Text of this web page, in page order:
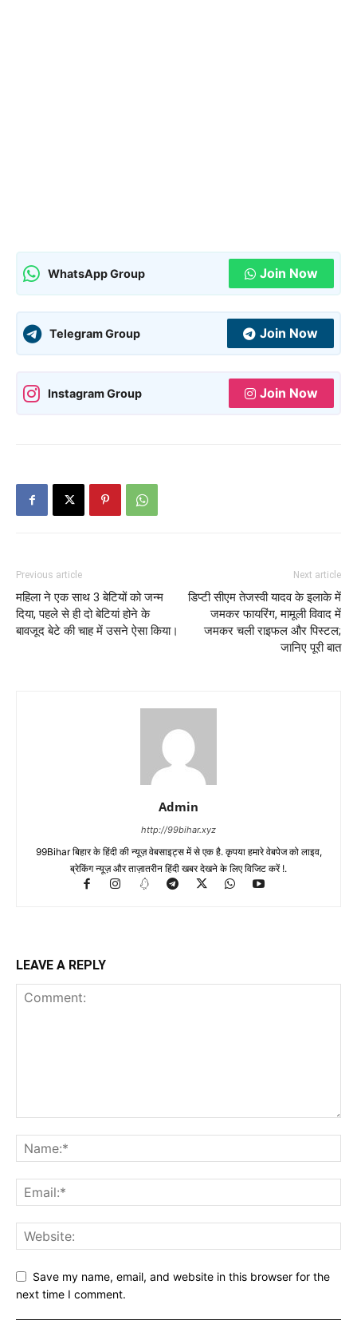
WhatsApp Group Join Now
Telegram Group Join Now
Instagram Group Join Now
Previous article
महिला ने एक साथ 3 बेटियों को जन्म
दिया, पहले से ही दो बेटियां होने के
बावजूद बेटे की चाह में उसने ऐसा किया।
Next article
डिप्टी सीएम तेजस्वी यादव के इलाके में
जमकर फायरिंग, मामूली विवाद में
जमकर चली राइफल और पिस्टल;
जानिए पूरी बात
Admin
http://99bihar.xyz
99Bihar बिहार के हिंदी की न्यूज़ वेबसाइट्स में से एक है. कृपया हमारे वेबपेज को लाइव,
ब्रेकिंग न्यूज़ और ताज़ातरीन हिंदी खबर देखने के लिए विजिट करें !.
LEAVE A REPLY
Save my name, email, and website in this browser for the
next time I comment.